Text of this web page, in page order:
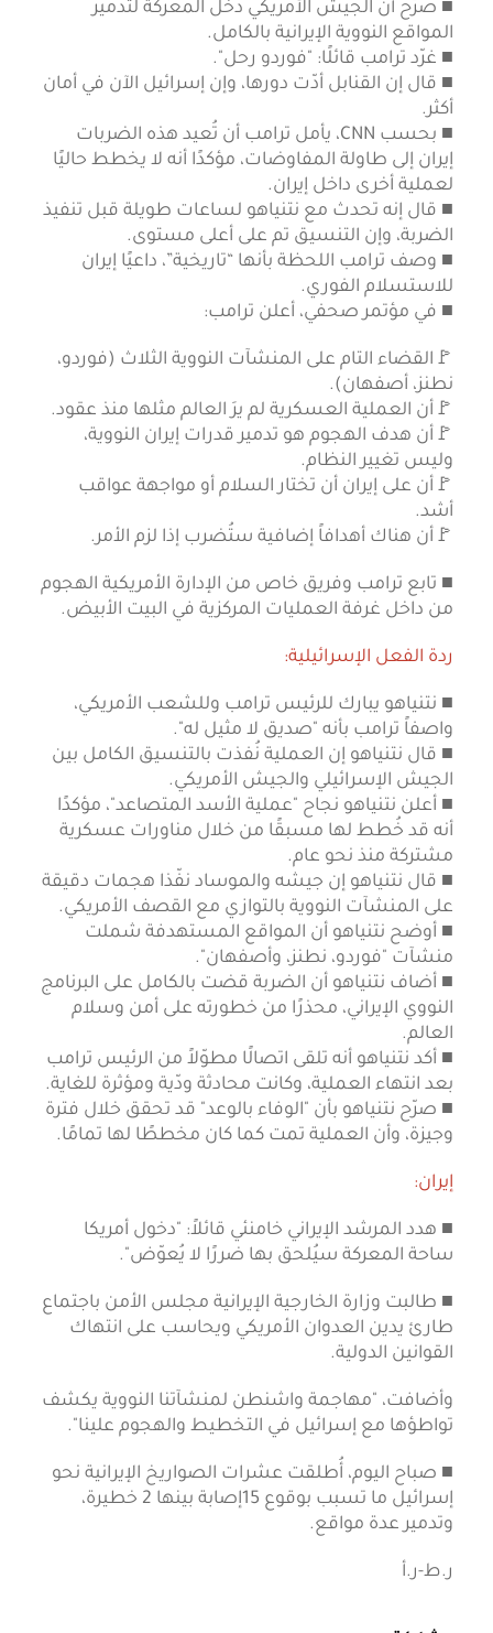
■ صرّح أن الجيش الأمريكي دخل المعركة لتدمير
المواقع النووية الإيرانية بالكامل.
■ غرّد ترامب قائلًا: "فوردو رحل".
■ قال إن القنابل أدّت دورها، وإن إسرائيل الآن في أمان
أكثر.
■ بحسب CNN، يأمل ترامب أن تُعيد هذه الضربات
إيران إلى طاولة المفاوضات، مؤكدًا أنه لا يخطط حاليًا
لعملية أخرى داخل إيران.
■ قال إنه تحدث مع نتنياهو لساعات طويلة قبل تنفيذ
الضربة، وإن التنسيق تم على أعلى مستوى.
■ وصف ترامب اللحظة بأنها “تاريخية”، داعيًا إيران
للاستسلام الفوري.
■ في مؤتمر صحفي، أعلن ترامب:
🚩القضاء التام على المنشآت النووية الثلاث (فوردو،
نطنز، أصفهان).
🚩أن العملية العسكرية لم يرَ العالم مثلها منذ عقود.
🚩أن هدف الهجوم هو تدمير قدرات إيران النووية،
وليس تغيير النظام.
🚩أن على إيران أن تختار السلام أو مواجهة عواقب
أشد.
🚩أن هناك أهدافاً إضافية ستُضرب إذا لزم الأمر.
■ تابع ترامب وفريق خاص من الإدارة الأمريكية الهجوم
من داخل غرفة العمليات المركزية في البيت الأبيض.
ردة الفعل الإسرائيلية:
■ نتنياهو يبارك للرئيس ترامب وللشعب الأمريكي،
واصفاً ترامب بأنه "صديق لا مثيل له".
■ قال نتنياهو إن العملية نُفذت بالتنسيق الكامل بين
الجيش الإسرائيلي والجيش الأمريكي.
■ أعلن نتنياهو نجاح "عملية الأسد المتصاعد"، مؤكدًا
أنه قد خُطط لها مسبقًا من خلال مناورات عسكرية
مشتركة منذ نحو عام.
■ قال نتنياهو إن جيشه والموساد نفّذا هجمات دقيقة
على المنشآت النووية بالتوازي مع القصف الأمريكي.
■ أوضح نتنياهو أن المواقع المستهدفة شملت
منشآت "فوردو، نطنز، وأصفهان".
■ أضاف نتنياهو أن الضربة قضت بالكامل على البرنامج
النووي الإيراني، محذرًا من خطورته على أمن وسلام
العالم.
■ أكد نتنياهو أنه تلقى اتصالًا مطوّلاً من الرئيس ترامب
بعد انتهاء العملية، وكانت محادثة ودّية ومؤثرة للغاية.
■ صرّح نتنياهو بأن "الوفاء بالوعد" قد تحقق خلال فترة
وجيزة، وأن العملية تمت كما كان مخططًا لها تمامًا.
إيران:
■ هدد المرشد الإيراني خامنئي قائلاً: "دخول أمريكا
ساحة المعركة سيُلحق بها ضررًا لا يُعوّض".
■ طالبت وزارة الخارجية الإيرانية مجلس الأمن باجتماع
طارئ يدين العدوان الأمريكي ويحاسب على انتهاك
القوانين الدولية.
وأضافت، "مهاجمة واشنطن لمنشآتنا النووية يكشف
تواطؤها مع إسرائيل في التخطيط والهجوم علينا".
■ صباح اليوم، أُطلقت عشرات الصواريخ الإيرانية نحو
إسرائيل ما تسبب بوقوع 15إصابة بينها 2 خطيرة،
وتدمير عدة مواقع.
ر.ط-ر.أ